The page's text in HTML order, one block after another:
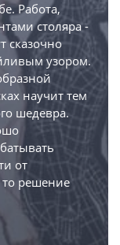
Работа,
столяра -
сказочно
узором.
научит тем
шедевра.
от
решение